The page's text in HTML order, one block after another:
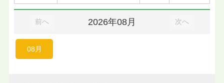
前へ 2026年08月 次へ
08月